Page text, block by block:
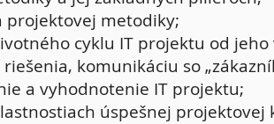
projektovej metodiky;
cyklu IT projektu od
komunikáciu so
a vyhodnotenie IT projektu;
úspešnej projektovej